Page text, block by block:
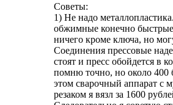
Советы:
1) Не надо
обжимные конечно
ничего кроме ключа, но
Соединения прессовые
стоят и пресс обойдется в
помню точно, но около 400
этом сварочный аппарат с
резаком я вязл за 1600